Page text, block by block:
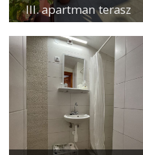
III. apartman terasz